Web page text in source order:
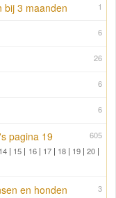
1
bij 3 maanden
6
26
6
6
605
pagina 19
14 | 15 | 16| 17| 18| 19|20 |
3
en honden